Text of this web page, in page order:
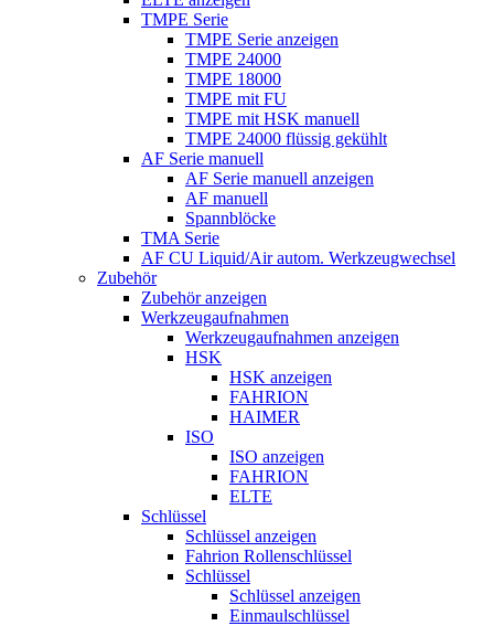
TMPE Serie
TMPE Serie anzeigen
TMPE 24000
TMPE 18000
TMPE mit FU
TMPE mit HSK manuell
TMPE 24000 flüssig gekühlt
AF Serie manuell
AF Serie manuell anzeigen
AF manuell
Spannblöcke
TMA Serie
AF CU Liquid/Air autom. Werkzeugwechsel
Zubehör
Zubehör anzeigen
Werkzeugaufnahmen
Werkzeugaufnahmen anzeigen
HSK
HSK anzeigen
FAHRION
HAIMER
ISO
ISO anzeigen
FAHRION
ELTE
Schlüssel
Schlüssel anzeigen
Fahrion Rollenschlüssel
Schlüssel
Schlüssel anzeigen
Einmaulschlüssel